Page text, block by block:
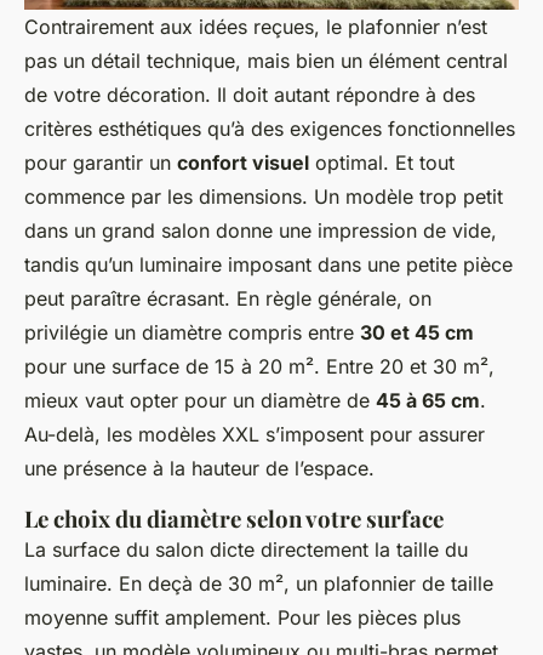
Contrairement aux idées reçues, le plafonnier n’est
pas un détail technique, mais bien un élément central
de votre décoration. Il doit autant répondre à des
critères esthétiques qu’à des exigences fonctionnelles
pour garantir un confort visuel optimal. Et tout
commence par les dimensions. Un modèle trop petit
dans un grand salon donne une impression de vide,
tandis qu’un luminaire imposant dans une petite pièce
peut paraître écrasant. En règle générale, on
privilégie un diamètre compris entre 30 et 45 cm
pour une surface de 15 à 20 m². Entre 20 et 30 m²,
mieux vaut opter pour un diamètre de 45 à 65 cm.
Au-delà, les modèles XXL s’imposent pour assurer
une présence à la hauteur de l’espace.
Le choix du diamètre selon votre surface
La surface du salon dicte directement la taille du
luminaire. En deçà de 30 m², un plafonnier de taille
moyenne suffit amplement. Pour les pièces plus